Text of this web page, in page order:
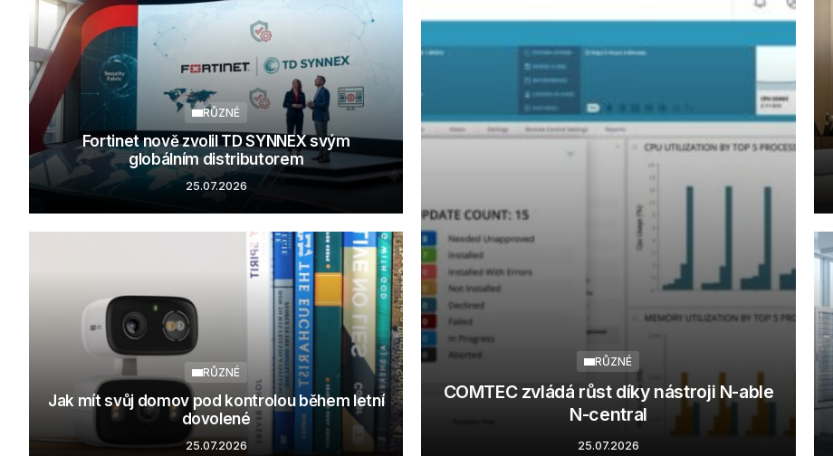
RŮZNÉ
Fortinet nově zvolil TD SYNNEX svým
globálním distributorem
25.07.2026
RŮZNÉ
COMTEC zvládá růst díky nástroji N-able
N-central
25.07.2026
RŮZNÉ
Jak mít svůj domov pod kontrolou během letní
dovolené
25.07.2026